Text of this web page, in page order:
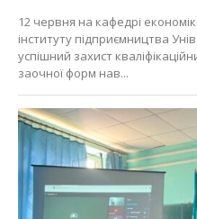
12 червня на кафедрі
інституту підприємництва
успішний захист
заочної форм нав...